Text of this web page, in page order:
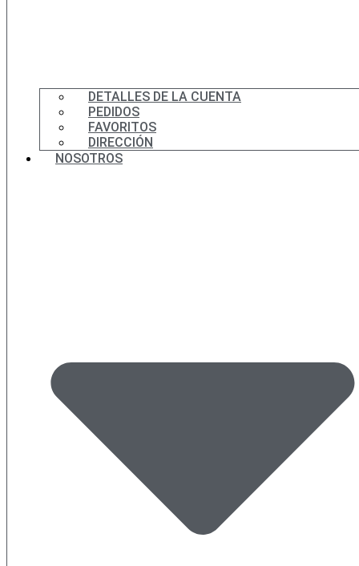
DETALLES DE LA CUENTA
PEDIDOS
FAVORITOS
DIRECCIÓN
NOSOTROS